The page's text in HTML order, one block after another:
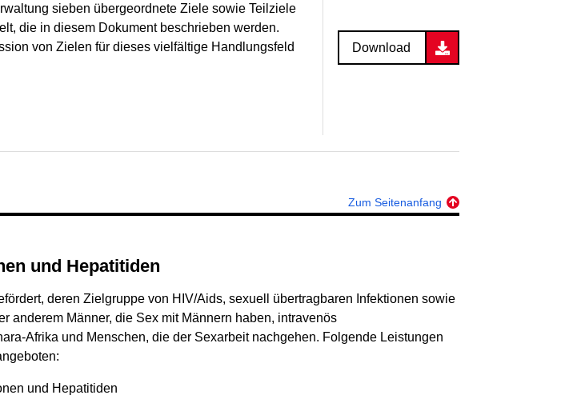
sieben übergeordnete Ziele sowie Teilziele
die in diesem Dokument beschrieben werden.
von Zielen für dieses vielfältige Handlungsfeld
Download
Zum Seitenanfang
und Hepatitiden
deren Zielgruppe von HIV/Aids, sexuell übertragbaren Infektionen sowie
anderem Männer, die Sex mit Männern haben, intravenös
Afrika und Menschen, die der Sexarbeit nachgehen. Folgende Leistungen
und Hepatitiden